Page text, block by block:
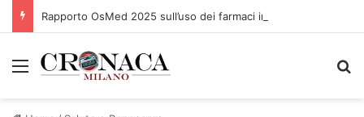
Rapporto OsMed 2025 sull’uso dei farmaci in Italia
Menu